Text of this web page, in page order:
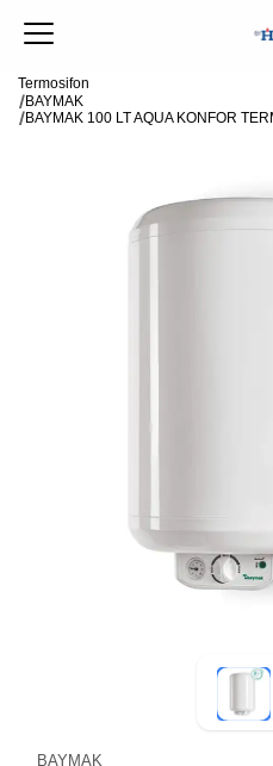
Termosifon
BAYMAK
BAYMAK 100 LT AQUA KONFOR
BAYMAK